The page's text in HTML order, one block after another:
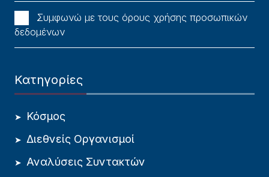
Συμφωνώ με τους όρους χρήσης προσωπικών
δεδομένων
Κατηγορίες
Κόσμος
Διεθνείς Οργανισμοί
Αναλύσεις Συντακτών